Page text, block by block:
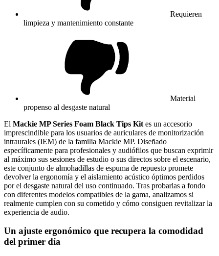
Requieren
limpieza y mantenimiento constante
Material
propenso al desgaste natural
El Mackie MP Series Foam Black Tips Kit es un accesorio
imprescindible para los usuarios de auriculares de monitorización
intraurales (IEM) de la familia Mackie MP. Diseñado
específicamente para profesionales y audiófilos que buscan exprimir
al máximo sus sesiones de estudio o sus directos sobre el escenario,
este conjunto de almohadillas de espuma de repuesto promete
devolver la ergonomía y el aislamiento acústico óptimos perdidos
por el desgaste natural del uso continuado. Tras probarlas a fondo
con diferentes modelos compatibles de la gama, analizamos si
realmente cumplen con su cometido y cómo consiguen revitalizar la
experiencia de audio.
Un ajuste ergonómico que recupera la comodidad
del primer día